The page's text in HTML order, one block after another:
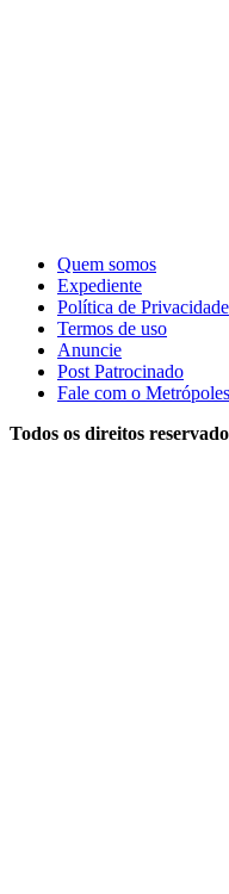
Quem somos
Expediente
Política de Privacidade
Termos de uso
Anuncie
Post Patrocinado
Fale com o Metrópoles
Todos os direitos